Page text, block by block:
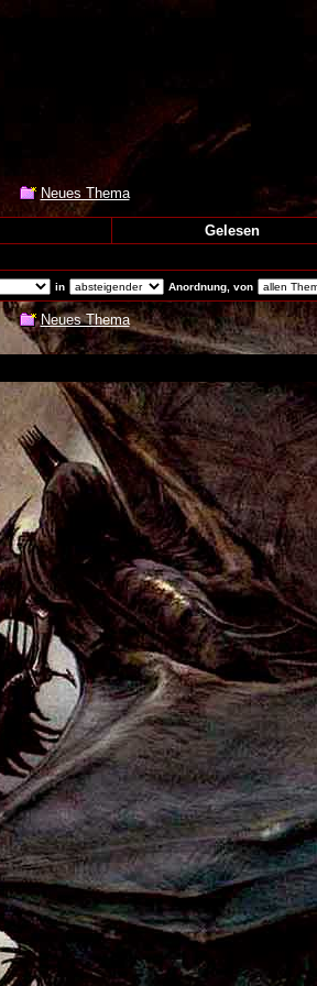
Neues Thema
Gelesen
in Anordnung, von
Neues Thema